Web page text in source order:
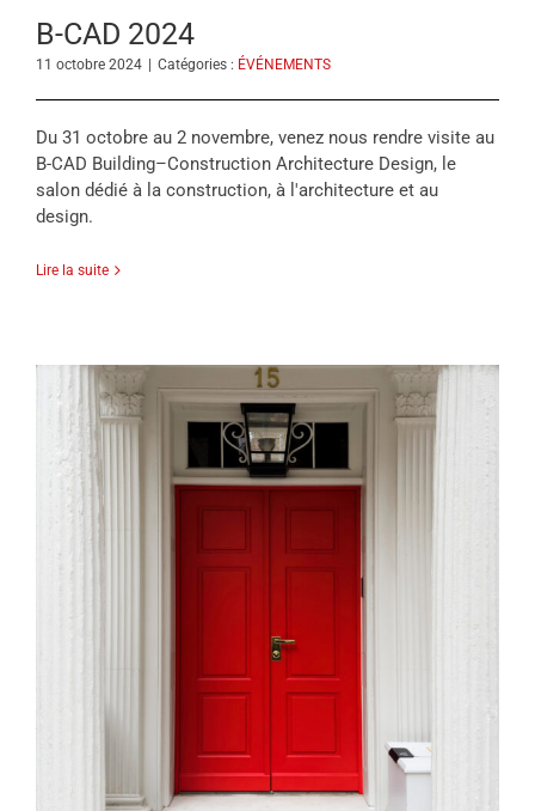
B-CAD 2024
11 octobre 2024 Catégories : ÉVÉNEMENTS
Du 31 octobre au 2 novembre, venez nous rendre visite au
B-CAD Building–Construction Architecture Design, le
salon dédié à la construction, à l'architecture et au
design.
Lire la suite